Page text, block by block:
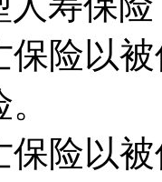
保险以
保险以